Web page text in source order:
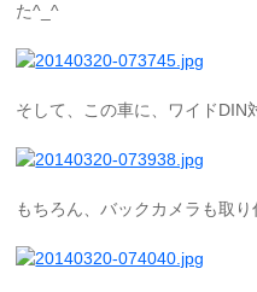
た^_^
そして、この車に、ワイドDIN
もちろん、バックカメラも取り